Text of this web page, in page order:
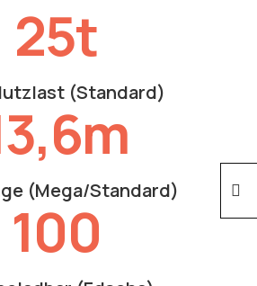
25t
(Standard)
(Mega/Standard)
100